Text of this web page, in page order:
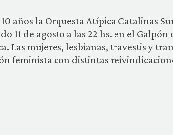
años la Orquesta Atípica Catalinas
11 de agosto a las 22 hs. en el
Las mujeres, lesbianas, travestis y
feminista con distintas